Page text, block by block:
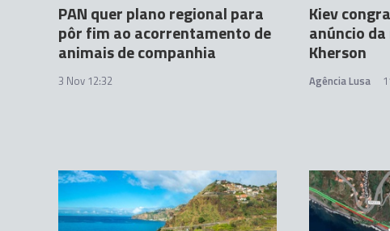
PAN quer plano regional para
pôr fim ao acorrentamento de
animais de companhia
3 Nov 12:32
Kiev
anúncio
Kherson
Agência Lusa